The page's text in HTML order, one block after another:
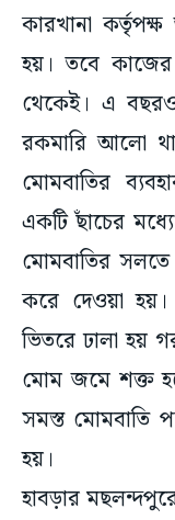
কারখানা
হয়। তবে
থেকেই। এ
রকমারি আলো
মোমবাতির
একটি ছাঁচের
মোমবাতির
করে দেওয়া
ভিতরে ঢালা হয়
মোম জমে শক্ত
সমস্ত মোমবাতি
হয়।
হাবড়ার